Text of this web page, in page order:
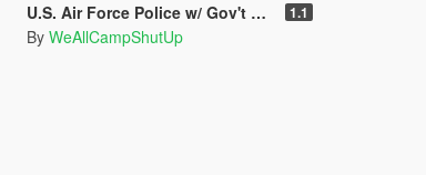
U.S. Air Force Police w/ Gov't Plates 1.1
By WeAllCampShutUp